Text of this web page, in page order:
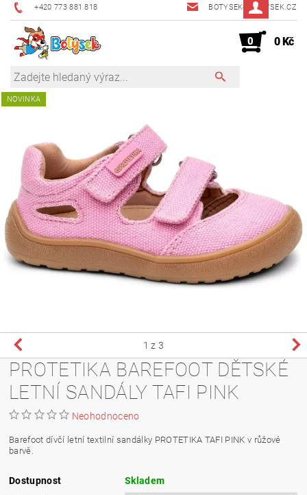
+420 773 881 818 BOTYSEK@BOTYSEK.CZ
0 0 Kč
NOVINKA
1 z 3
PROTETIKA BAREFOOT DĚTSKÉ
LETNÍ SANDÁLY TAFI PINK
Neohodnoceno
Barefoot dívčí letní textilní sandálky PROTETIKA TAFI PINK v růžové
barvě.
Dostupnost
Skladem